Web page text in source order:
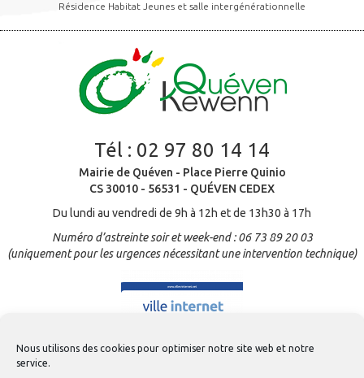
Nous utilisons des cookies pour optimiser notre site web et notre
service.
Résidence Habitat Jeunes et salle intergénérationnelle
Tél : 02 97 80 14 14
Mairie de Quéven - Place Pierre Quinio
CS 30010 - 56531 - QUÉVEN CEDEX
Du lundi au vendredi de 9h à 12h et de 13h30 à 17h
Numéro d’astreinte soir et week-end : 06 73 89 20 03
(uniquement pour les urgences nécessitant une intervention technique)